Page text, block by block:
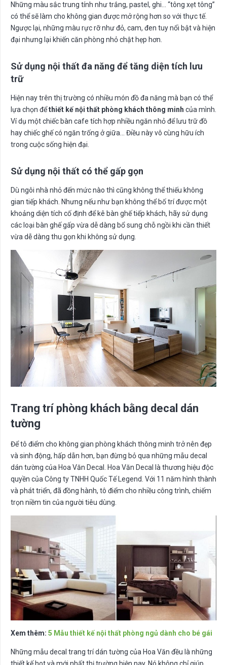
Những màu sắc trung tính như trắng, pastel, ghi… “tông xẹt tông”
có thể sẽ làm cho không gian được mở rộng hơn so với thực tế.
Ngược lại, những màu rực rỡ như đỏ, cam, đen tuy nổi bật và hiện
đại nhưng lại khiến căn phòng nhỏ chật hẹp hơn.
Sử dụng nội thất đa năng để tăng diện tích lưu
trữ
Hiện nay trên thị trường có nhiều món đồ đa năng mà bạn có thể
lựa chọn đểthiết kế nội thất phòng khách thông minh của mình.
Ví dụ một chiếc bàn cafe tích hợp nhiều ngăn nhỏ để lưu trữ đồ
hay chiếc ghế có ngăn trống ở giữa… Điều này vô cùng hữu ích
trong cuộc sống hiện đại.
Sử dụng nội thất có thể gấp gọn
Dù ngôi nhà nhỏ đến mức nào thì cũng không thể thiếu không
gian tiếp khách. Nhưng nếu như bạn không thể bố trí được một
khoảng diện tích cố định để kê bàn ghế tiếp khách, hãy sử dụng
các loại bàn ghế gấp vừa dễ dàng bổ sung chỗ ngồi khi cần thiết
vừa dễ dàng thu gọn khi không sử dụng.
Trang trí phòng khách bằng decal dán
tường
Để tô điểm cho không gian phòng khách thông minh trở nên đẹp
và sinh động, hấp dẫn hơn, bạn đừng bỏ qua những mẫu decal
dán tường của Hoa Văn Decal. Hoa Văn Decal là thương hiệu độc
quyền của Công ty TNHH Quốc Tế Legend. Với 11 năm hình thành
và phát triển, đã đồng hành, tô điểm cho nhiều công trình, chiếm
trọn niềm tin của người tiêu dùng.
Xem thêm: 5 Mẫu thiết kế nội thất phòng ngủ dành cho bé gái
Những mẫu decal trang trí dán tường của Hoa Văn đều là những
thiết kế hot và mới nhất thị trường hiện nay. Nó không chỉ giúp